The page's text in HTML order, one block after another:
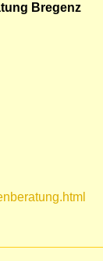
Bregenz